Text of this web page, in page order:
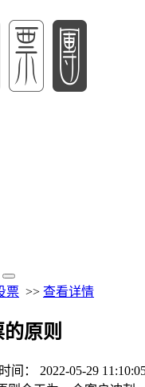
票 >> 查看详情
原则
时间： 2022-05-29